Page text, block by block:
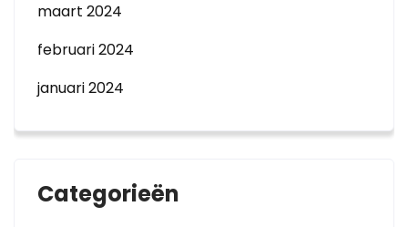
maart 2024
februari 2024
januari 2024
Categorieën